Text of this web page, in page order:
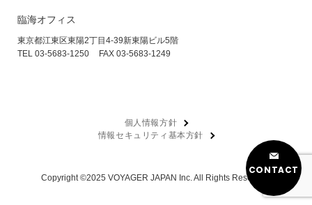
CONTACT
臨海オフィス
東京都江東区東陽2丁目4-39新東陽ビル5階
TEL 03-5683-1250
FAX 03-5683-1249
個人情報方針
情報セキュリティ基本方針
Copyright ©2025 VOYAGER JAPAN Inc. All Rights Reserved.